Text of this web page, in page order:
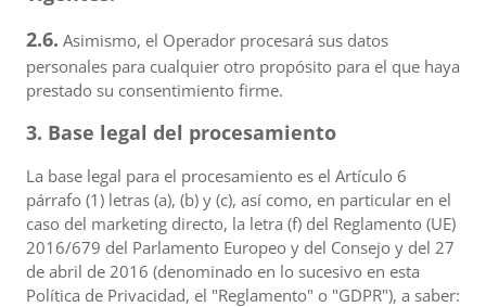
2.6. Asimismo, el Operador procesará sus datos
personales para cualquier otro propósito para el que haya
prestado su consentimiento firme.
3. Base legal del procesamiento
La base legal para el procesamiento es el Artículo 6
párrafo (1) letras (a), (b) y (c), así como, en particular en el
caso del marketing directo, la letra (f) del Reglamento (UE)
2016/679 del Parlamento Europeo y del Consejo y del 27
de abril de 2016 (denominado en lo sucesivo en esta
Política de Privacidad, el "Reglamento" o "GDPR"), a saber: